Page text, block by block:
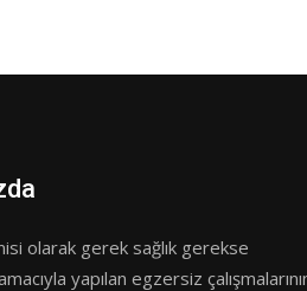
olarak gerek sağlık gerekse
yapılan egzersiz